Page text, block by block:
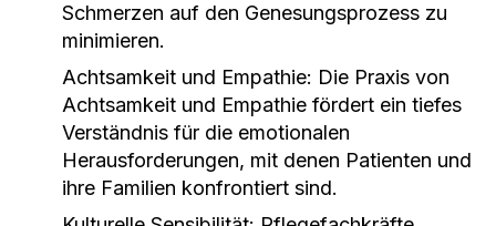
Schmerzen auf den Genesungsprozess zu
minimieren.
Achtsamkeit und Empathie: Die Praxis von
Achtsamkeit und Empathie fördert ein tiefes
Verständnis für die emotionalen
Herausforderungen, mit denen Patienten und
ihre Familien konfrontiert sind.